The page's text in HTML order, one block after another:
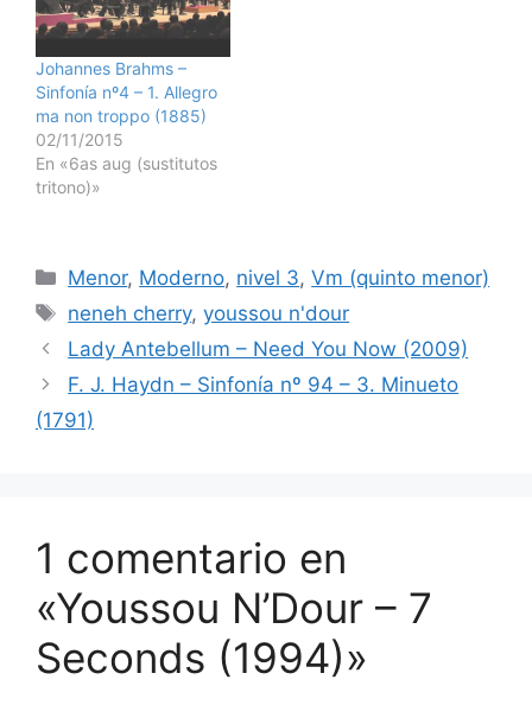
Johannes Brahms –
Sinfonía nº4 – 1. Allegro
ma non troppo (1885)
02/11/2015
En «6as aug (sustitutos
tritono)»
Categorías
Menor, Moderno, nivel 3,Vm (quinto menor)
Etiquetas
neneh cherry,youssou n'dour
Lady Antebellum – Need You Now (2009)
F. J. Haydn – Sinfonía nº 94 – 3. Minueto
(1791)
1 comentario en
«Youssou N’Dour – 7
Seconds (1994)»